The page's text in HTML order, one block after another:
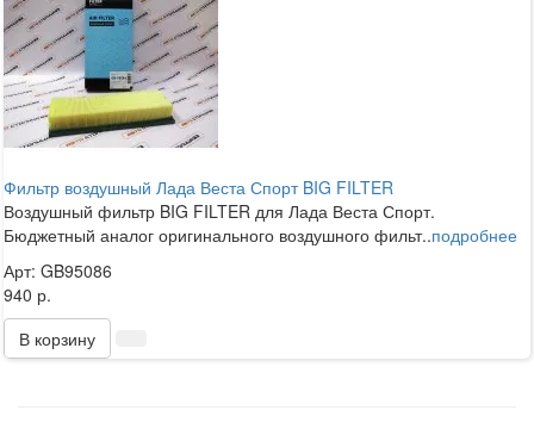
Фильтр воздушный Лада Веста Спорт BIG FILTER
Воздушный фильтр BIG FILTER для Лада Веста Спорт.
Бюджетный аналог оригинального воздушного фильт..подробнее
Арт: GB95086
940 р.
В корзину